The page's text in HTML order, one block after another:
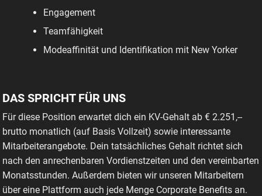
Engagement
Teamfähigkeit
Modeaffinität und Identifikation mit New Yorker
DAS SPRICHT FÜR UNS
Für diese Position erwartet dich ein KV-Gehalt ab € 2.251,--
brutto monatlich (auf Basis Vollzeit) sowie interessante
Mitarbeiterangebote. Dein tatsächliches Gehalt richtet sich
nach den anrechenbaren Vordienstzeiten und den vereinbarten
Monatsstunden. Außerdem bieten wir unseren Mitarbeitern
über eine Plattform auch jede Menge Corporate Benefits an.